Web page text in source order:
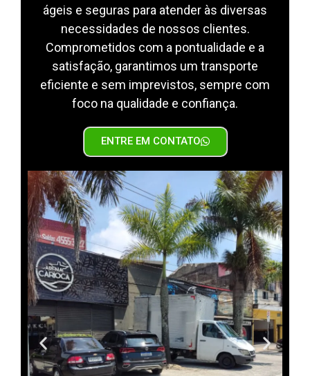
ágeis e seguras para atender às diversas
necessidades de nossos clientes.
Comprometidos com a pontualidade e a
satisfação, garantimos um transporte
eficiente e sem imprevistos, sempre com
foco na qualidade e confiança.
ENTRE EM CONTATO